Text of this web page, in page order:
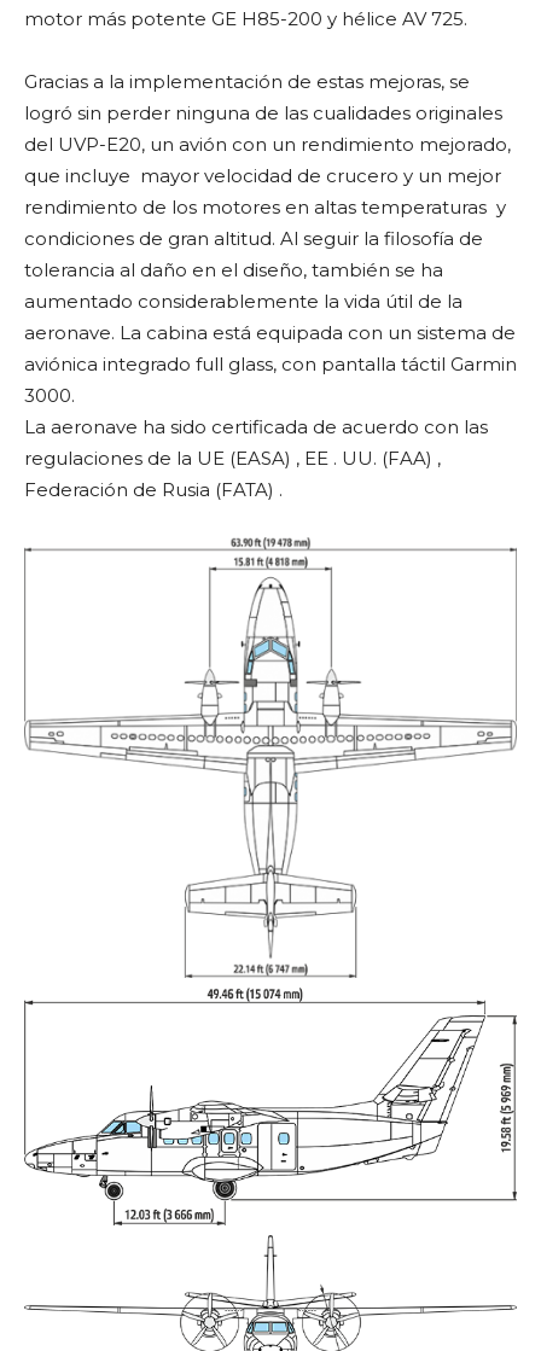
motor más potente GE H85-200 y hélice AV 725.
Gracias a la implementación de estas mejoras, se
logró sin perder ninguna de las cualidades originales
del UVP-E20, un avión con un rendimiento mejorado,
que incluye mayor velocidad de crucero y un mejor
rendimiento de los motores en altas temperaturas y
condiciones de gran altitud. Al seguir la filosofía de
tolerancia al daño en el diseño, también se ha
aumentado considerablemente la vida útil de la
aeronave. La cabina está equipada con un sistema de
aviónica integrado full glass, con pantalla táctil Garmin
3000.
La aeronave ha sido certificada de acuerdo con las
regulaciones de la UE (EASA) , EE . UU. (FAA) ,
Federación de Rusia (FATA) .